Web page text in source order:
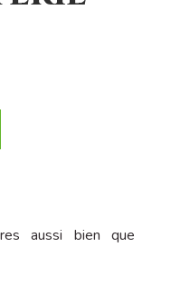
aussi bien que